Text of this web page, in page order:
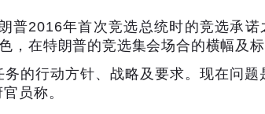
普2016年首次竞选总统时的竞选承诺
，在特朗普的竞选集会场合的横幅及
的行动方针、战略及要求。现在问题
员称。